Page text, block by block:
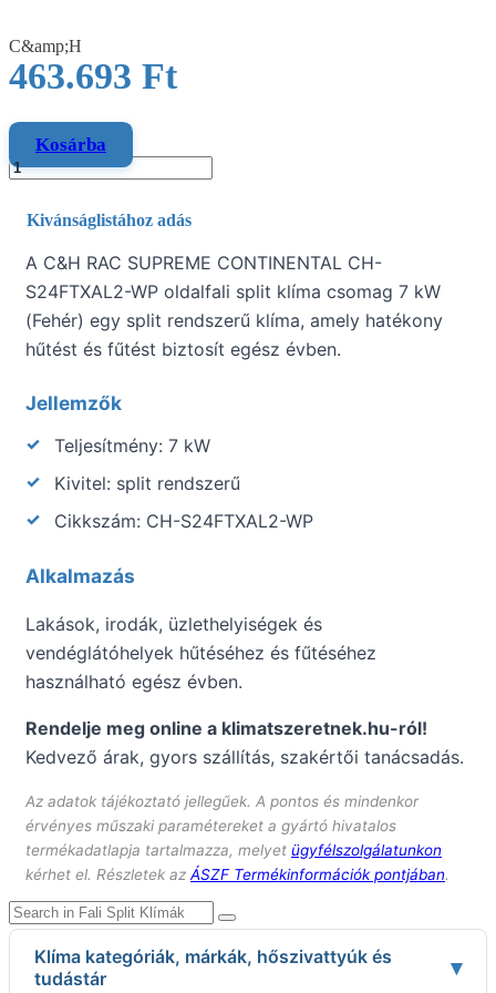
C&amp;H
463.693 Ft
Kosárba
Kivánságlistához adás
A C&H RAC SUPREME CONTINENTAL CH-
S24FTXAL2-WP oldalfali split klíma csomag 7 kW
(Fehér) egy split rendszerű klíma, amely hatékony
hűtést és fűtést biztosít egész évben.
Jellemzők
Teljesítmény: 7 kW
Kivitel: split rendszerű
Cikkszám: CH-S24FTXAL2-WP
Alkalmazás
Lakások, irodák, üzlethelyiségek és
vendéglátóhelyek hűtéséhez és fűtéséhez
használható egész évben.
Rendelje meg online a klimatszeretnek.hu-ról!
Kedvező árak, gyors szállítás, szakértői tanácsadás.
Az adatok tájékoztató jellegűek. A pontos és mindenkor
érvényes műszaki paramétereket a gyártó hivatalos
termékadatlapja tartalmazza, melyet ügyfélszolgálatunkon
kérhet el. Részletek az ÁSZF Termékinformációk pontjában.
Klíma kategóriák, márkák, hőszivattyúk és
tudástár
▾